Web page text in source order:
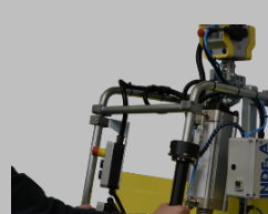
www.google.rs
www.google.ru
www.google.si
www.google.sk